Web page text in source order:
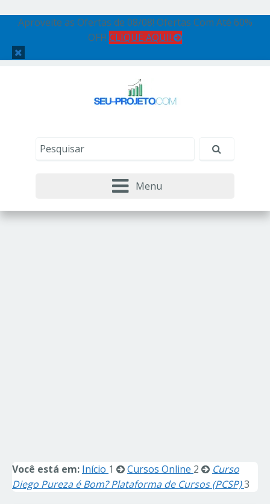
Aproveite as Ofertas de 08/08! Ofertas Com Até 60%
OFF! CLIQUE AQUI!
Menu
Você está em: Início 1 Cursos Online 2
Curso
Diego Pureza é Bom? Plataforma de Cursos (PCSP)3